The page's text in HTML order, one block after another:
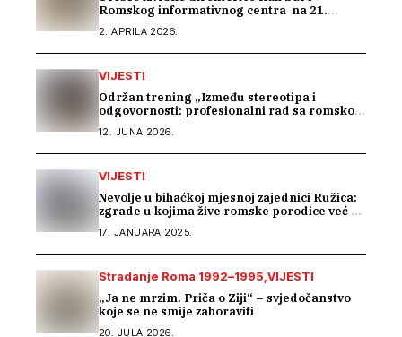
Romskog informativnog centra na 21.
OCD
2. APRILA 2026.
VIJESTI
Održan trening „Između stereotipa i
odgovornosti: profesionalni rad sa romskom
12. JUNA 2026.
VIJESTI
Nevolje u bihaćkoj mjesnoj zajednici Ružica:
zgrade u kojima žive romske porodice već 15
17. JANUARA 2025.
Stradanje Roma 1992–1995 VIJESTI
„Ja ne mrzim. Priča o Ziji“ – svjedočanstvo
koje se ne smije zaboraviti
20. JULA 2026.